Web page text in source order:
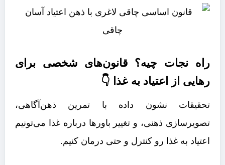
راه نجات چیه؟ قانون‌های شخصی برای
رهایی از اعتیاد به غذا 👇
تحقیقات نشون داده با تمرین ذهن‌آگاهی،
تصویرسازی ذهنی، و تغییر باورها درباره غذا می‌تونیم
اعتیاد به غذا رو کنترل و حتی درمان کنیم.